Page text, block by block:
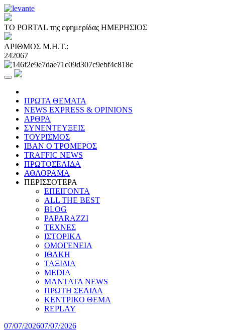
ΤΟ PORTAL της εφημερίδας ΗΜΕΡΗΣΙΟΣ
ΑΡΙΘΜΟΣ Μ.Η.Τ.:
242067
ΠΡΩΤΑ ΘΕΜΑΤΑ
NEWS EXPRESS & OPINIONS
ΑΡΘΡΑ
ΣΥΝΕΝΤΕΥΞΕΙΣ
ΤΟΥΡΙΣΜΟΣ
ΙΒΑΝ Ο ΤΡΟΜΕΡΟΣ
TRAFFIC NEWS
ΠΡΩΤΟΣΕΛΙΔΑ
ΑΘΛΟΡΑΜΑ
ΠΕΡΙΣΣΟΤΕΡΑ
ΕΠΕΙΓΟΝΤΑ
ALL THE BEST
BLOG
PAPARAZZI
ΤΕΧΝΕΣ
ΙΣΤΟΡΙΚΑ
ΟΜΟΓΕΝΕΙΑ
ΙΘΑΚΗ
ΤΑΞΙΔΙΑ
MEDIA
MANTATA NEWS
ΠΡΩΤΗ ΣΕΛΙΔΑ
ΚΕΝΤΡΙΚΟ ΘΕΜΑ
REPLAY
07/07/202607/07/2026